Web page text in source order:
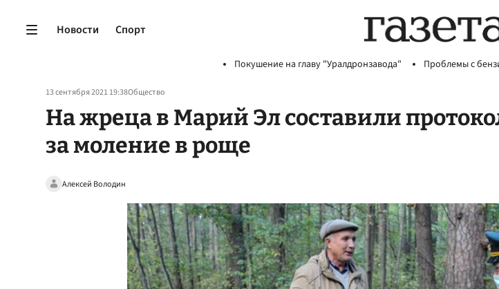
Новости Спорт
Покушение на главу "Уралдронзавода" Проблемы с
13 сентября 2021 19:38Общество
На жреца в Марий Эл составили
за моление в роще
Алексей Володин